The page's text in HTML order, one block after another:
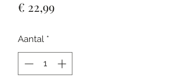
€ 22,99Prijs
Aantal *